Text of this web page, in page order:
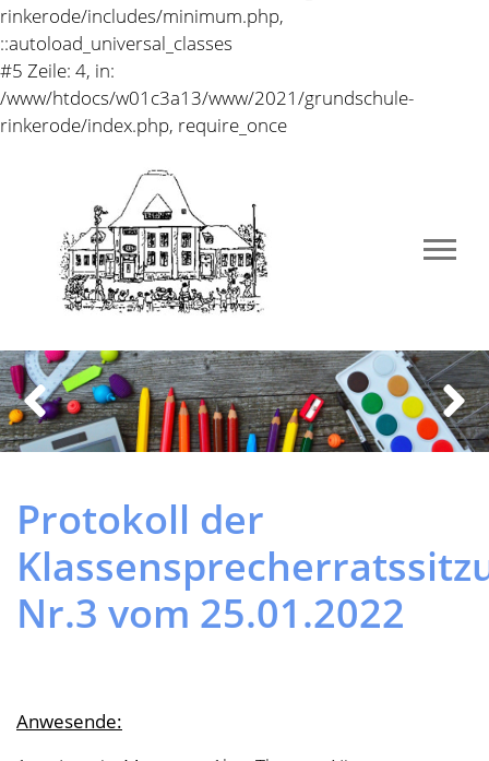
Anwesende:
1a: Leonie, Maxe 1b: Theresa, Nino
2a: Amira, Nico 2b: Ella, Jos
3a: Greta, Felix 3b: Melissa, Lissi
4a Johanna, Jonas 4b: Marisa, Levi
Top1 – Neues Pausenspielzeug
Das neue Pausenspielzeug für die großen Pausen wird
gut angenommen und richtig gut bespielt. Besonders
Einsatz. Auch super ist, dass wir jetzt so viele Seile
haben. Ebenso erfreuen sich die Hula-Hopp-Reifen
großer Beliebtheit.
Ganz großen Dank im Namen aller Kinder hier noch
Top2 – Verhalten auf dem Schulhof